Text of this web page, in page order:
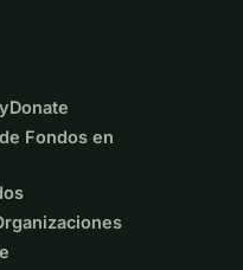
Fondos en